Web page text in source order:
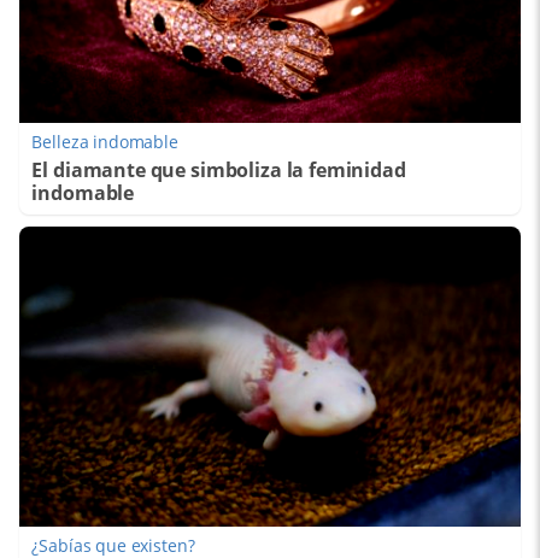
Belleza indomable
El diamante que simboliza la feminidad
indomable
¿Sabías que existen?